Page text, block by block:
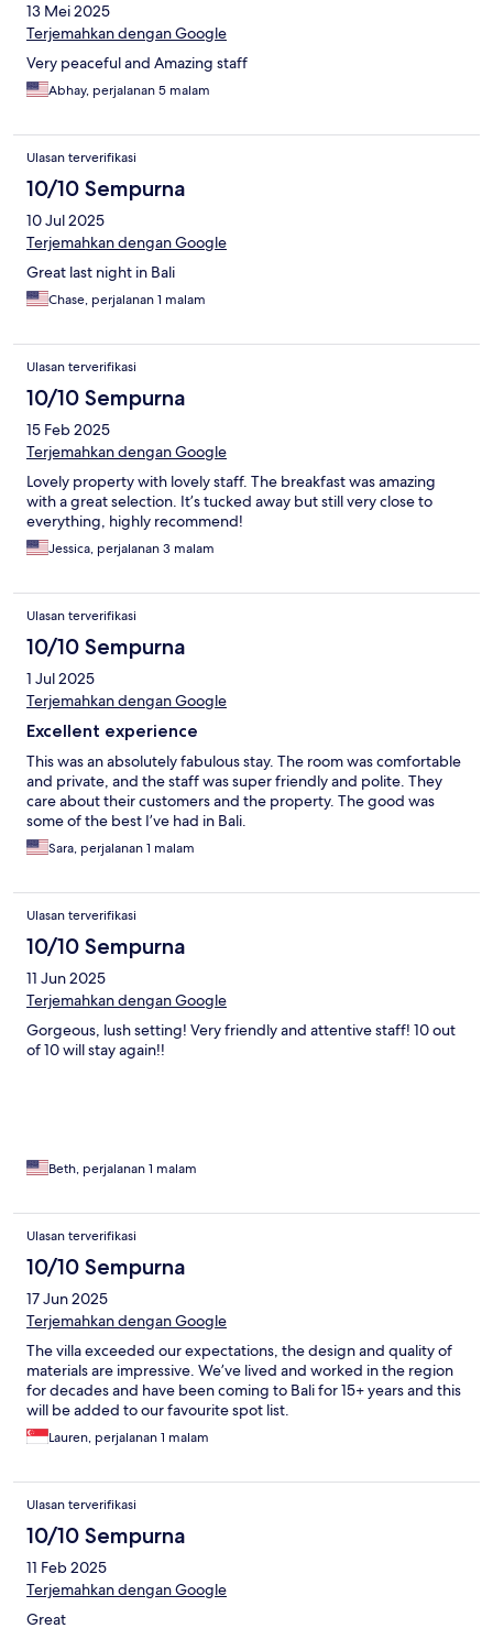
13 Mei 2025
Terjemahkan dengan Google
Very peaceful and Amazing staff
Abhay, perjalanan 5 malam
Ulasan terverifikasi
10/10 Sempurna
10 Jul 2025
Terjemahkan dengan Google
Great last night in Bali
Chase, perjalanan 1 malam
Ulasan terverifikasi
10/10 Sempurna
15 Feb 2025
Terjemahkan dengan Google
Lovely property with lovely staff. The breakfast was amazing
with a great selection. It’s tucked away but still very close to
everything, highly recommend!
Jessica, perjalanan 3 malam
Ulasan terverifikasi
10/10 Sempurna
1 Jul 2025
Terjemahkan dengan Google
Excellent experience
This was an absolutely fabulous stay. The room was comfortable
and private, and the staff was super friendly and polite. They
care about their customers and the property. The good was
some of the best I’ve had in Bali.
Sara, perjalanan 1 malam
Ulasan terverifikasi
10/10 Sempurna
11 Jun 2025
Terjemahkan dengan Google
Gorgeous, lush setting! Very friendly and attentive staff! 10 out
of 10 will stay again!!
Beth, perjalanan 1 malam
Ulasan terverifikasi
10/10 Sempurna
17 Jun 2025
Terjemahkan dengan Google
The villa exceeded our expectations, the design and quality of
materials are impressive. We’ve lived and worked in the region
for decades and have been coming to Bali for 15+ years and this
will be added to our favourite spot list.
Lauren, perjalanan 1 malam
Ulasan terverifikasi
10/10 Sempurna
11 Feb 2025
Terjemahkan dengan Google
Great